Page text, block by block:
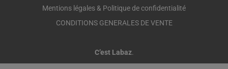
Mentions légales & Politique de confidentialité
CONDITIONS GENERALES DE VENTE
C’est Labaz.